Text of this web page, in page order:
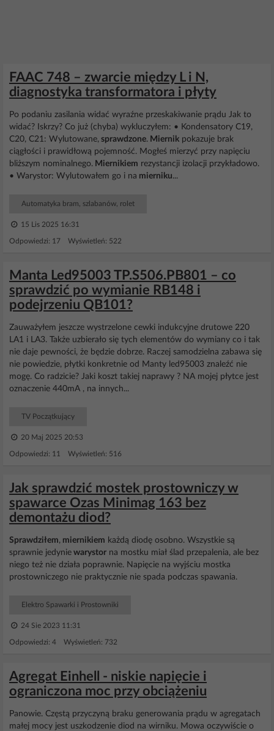
FAAC 748 – zwarcie między L i N,
diagnostyka transformatora i płyty
Po podaniu zasilania widać wyraźne przeskakiwanie prądu Jak to
widać? Iskrzy? ​Co już (chyba) wykluczyłem: • ​Kondensatory C19,
C20, C21: Wylutowane, sprawdzone. Miernik pokazuje brak
ciągłości i prawidłową pojemność. Mogłeś mierzyć przy napięciu
bliższym nominalnego. Miernikiem rezystancji izolacji przykładowo.
• ​Warystor: Wylutowałem go i na mierniku...
Automatyka bram, szlabanów, rolet
15 Lis 2025 16:31
Odpowiedzi: 17 Wyświetleń: 522
Manta Led95003 TP.S506.PB801 – co
sprawdzić po wymianie RB148 i
podejrzeniu QB101?
Zauważyłem jeszcze wystrzelone cewki indukcyjne drutowe 220
LA1 i LA3. Także uzbierało się tych elementów do wymiany co i tak
nie daje pewności, że będzie dobrze. Raczej samodzielna zabawa się
nie powiedzie, płytki konkretnie od Manty led95003 znaleźć nie
mogę. Co radzicie? Jaki koszt takiej naprawy ? NA mojej płytce jest
oznaczenie 440mA , na innych...
TV Początkujący
20 Maj 2025 20:53
Odpowiedzi: 11 Wyświetleń: 516
Jak sprawdzić mostek prostowniczy w
spawarce Ozas Minimag 163 bez
demontażu diod?
Sprawdziłem, miernikiem każdą diodę osobno. Wszystkie są
sprawnie jedynie warystor na mostku miał ślad przepalenia, ale bez
niego też nie działa poprawnie. Napięcie na wyjściu mostka
prostowniczego nie praktycznie nie spada podczas spawania.
Elektro Spawarki i Prostowniki
24 Sie 2023 11:31
Odpowiedzi: 4 Wyświetleń: 732
Agregat Einhell - niskie napięcie i
ograniczona moc przy obciążeniu
Panowie. Częstą przyczyną braku generowania prądu w agregatach
małej mocy jest uszkodzenie diod na wirniku. Mowa oczywiście o